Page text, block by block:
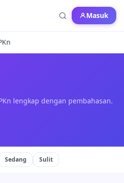
Masuk
lengkap dengan pembahasan.
Sedang Sulit